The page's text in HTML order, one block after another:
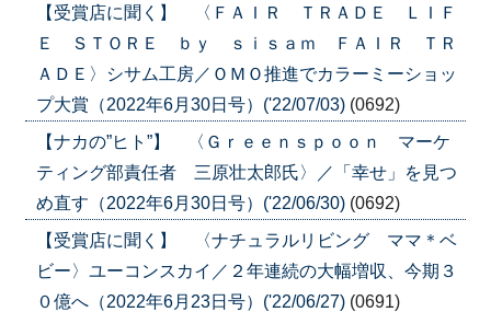
【受賞店に聞く】 〈ＦＡＩＲ ＴＲＡＤＥ ＬＩＦ
Ｅ ＳＴＯＲＥ ｂｙ ｓｉｓａｍ ＦＡＩＲ ＴＲ
ＡＤＥ〉シサム工房／ＯＭＯ推進でカラーミーショッ
プ大賞（2022年6月30日号）('22/07/03) (0692)
【ナカの”ヒト”】 〈Ｇｒｅｅｎｓｐｏｏｎ マーケ
ティング部責任者 三原壮太郎氏〉／「幸せ」を見つ
め直す（2022年6月30日号）('22/06/30) (0692)
【受賞店に聞く】 〈ナチュラルリビング ママ＊ベ
ビー〉ユーコンスカイ／２年連続の大幅増収、今期３
０億へ（2022年6月23日号）('22/06/27) (0691)